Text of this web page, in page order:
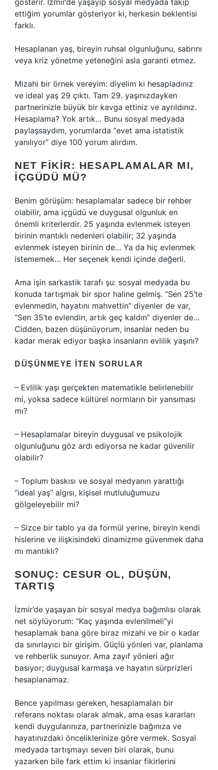
gösterir. İzmir’de yaşayıp sosyal medyada takip
ettiğim yorumlar gösteriyor ki, herkesin beklentisi
farklı.
Hesaplanan yaş, bireyin ruhsal olgunluğunu, sabrını
veya kriz yönetme yeteneğini asla garanti etmez.
Mizahi bir örnek vereyim: diyelim ki hesapladınız
ve ideal yaş 29 çıktı. Tam 29. yaşınızdayken
partnerinizle büyük bir kavga ettiniz ve ayrıldınız.
Hesaplama? Yok artık… Bunu sosyal medyada
paylaşsaydım, yorumlarda “evet ama istatistik
yanılıyor” diye 100 yorum alırdım.
NET FIKIR: HESAPLAMALAR MI,
İÇGÜDÜ MÜ?
Benim görüşüm: hesaplamalar sadece bir rehber
olabilir, ama içgüdü ve duygusal olgunluk en
önemli kriterlerdir. 25 yaşında evlenmek isteyen
birinin mantıklı nedenleri olabilir; 32 yaşında
evlenmek isteyen birinin de… Ya da hiç evlenmek
istememek… Her seçenek kendi içinde değerli.
Ama işin sarkastik tarafı şu: sosyal medyada bu
konuda tartışmak bir spor haline gelmiş. “Sen 25’te
evlenmedin, hayatını mahvettin” diyenler de var,
“Sen 35’te evlendin, artık geç kaldın” diyenler de…
Cidden, bazen düşünüyorum, insanlar neden bu
kadar merak ediyor başka insanların evlilik yaşını?
DÜŞÜNMEYE İTEN SORULAR
– Evlilik yaşı gerçekten matematikle belirlenebilir
mi, yoksa sadece kültürel normların bir yansıması
mı?
– Hesaplamalar bireyin duygusal ve psikolojik
olgunluğunu göz ardı ediyorsa ne kadar güvenilir
olabilir?
– Toplum baskısı ve sosyal medyanın yarattığı
“ideal yaş” algısı, kişisel mutluluğumuzu
gölgeleyebilir mi?
– Sizce bir tablo ya da formül yerine, bireyin kendi
hislerine ve ilişkisindeki dinamizme güvenmek daha
mı mantıklı?
SONUÇ: CESUR OL, DÜŞÜN,
TARTIŞ
İzmir’de yaşayan bir sosyal medya bağımlısı olarak
net söylüyorum: “Kaç yaşında evlenilmeli”yi
hesaplamak bana göre biraz mizahi ve bir o kadar
da sınırlayıcı bir girişim. Güçlü yönleri var, planlama
ve rehberlik sunuyor. Ama zayıf yönleri ağır
basıyor; duygusal karmaşa ve hayatın sürprizleri
hesaplanamaz.
Bence yapılması gereken, hesaplamaları bir
referans noktası olarak almak, ama esas kararları
kendi duygularınıza, partnerinizle bağınıza ve
hayatınızdaki önceliklerinize göre vermek. Sosyal
medyada tartışmayı seven biri olarak, bunu
yazarken bile fark ettim ki insanlar fikirlerini